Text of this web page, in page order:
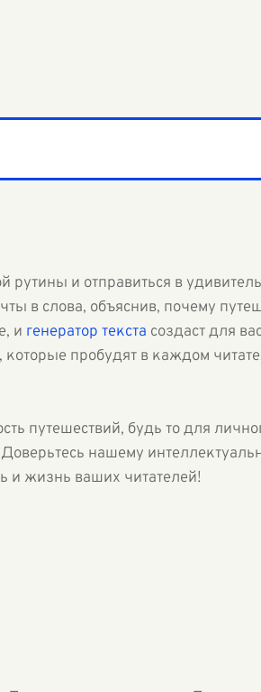
и отправиться в
в слова, объяснив, почему
и генератор текста создаст для
пробудят в каждом
путешествий, будь то для
нашему
и жизнь ваших читателей!